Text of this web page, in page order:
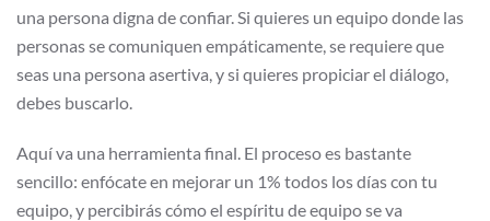
una persona digna de confiar. Si quieres un equipo donde las
personas se comuniquen empáticamente, se requiere que
seas una persona asertiva, y si quieres propiciar el diálogo,
debes buscarlo.
Aquí va una herramienta final. El proceso es bastante
sencillo: enfócate en mejorar un 1% todos los días con tu
equipo, y percibirás cómo el espíritu de equipo se va